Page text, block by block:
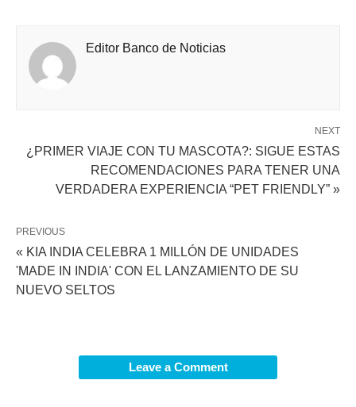
Editor Banco de Noticias
NEXT
¿PRIMER VIAJE CON TU MASCOTA?: SIGUE ESTAS
RECOMENDACIONES PARA TENER UNA
VERDADERA EXPERIENCIA “PET FRIENDLY” »
PREVIOUS
« KIA INDIA CELEBRA 1 MILLÓN DE UNIDADES
'MADE IN INDIA' CON EL LANZAMIENTO DE SU
NUEVO SELTOS
Leave a Comment